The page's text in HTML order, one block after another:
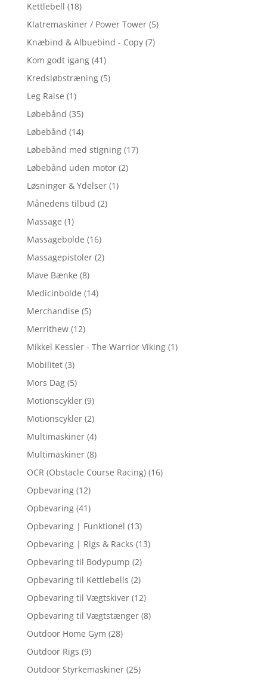
Kettlebell (18)
Klatremaskiner / Power Tower (5)
Knæbind & Albuebind - Copy (7)
Kom godt igang (41)
Kredsløbstræning (5)
Leg Raise (1)
Løbebånd (35)
Løbebånd (14)
Løbebånd med stigning (17)
Løbebånd uden motor (2)
Løsninger & Ydelser (1)
Månedens tilbud (2)
Massage (1)
Massagebolde (16)
Massagepistoler (2)
Mave Bænke (8)
Medicinbolde (14)
Merchandise (5)
Merrithew (12)
Mikkel Kessler - The Warrior Viking (1)
Mobilitet (3)
Mors Dag (5)
Motionscykler (9)
Motionscykler (2)
Multimaskiner (4)
Multimaskiner (8)
OCR (Obstacle Course Racing) (16)
Opbevaring (12)
Opbevaring (41)
Opbevaring | Funktionel (13)
Opbevaring | Rigs & Racks (13)
Opbevaring til Bodypump (2)
Opbevaring til Kettlebells (2)
Opbevaring til Vægtskiver (12)
Opbevaring til Vægtstænger (8)
Outdoor Home Gym (28)
Outdoor Rigs (9)
Outdoor Styrkemaskiner (25)